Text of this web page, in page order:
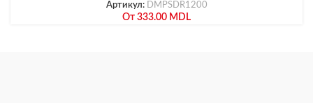
Артикул: DMPSDR1200
От 333.00 MDL